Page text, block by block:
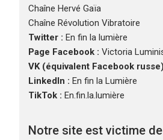
Chaîne Hervé Gaïa
Chaîne Révolution Vibratoire
Twitter : En fin la lumière
Page Facebook : Victoria
VK (équivalent Facebook
LinkedIn : En fin la Lumière
TikTok : En.fin.la.lumière
Notre site est victime